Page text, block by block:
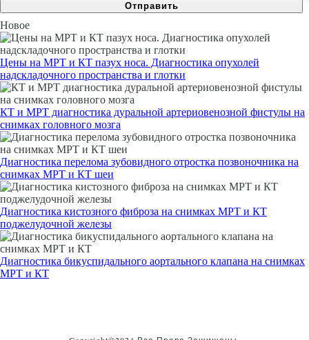
Новое
Цены на МРТ и КТ пазух носа. Диагностика опухолей
надскладочного пространства и глотки
КТ и МРТ диагностика дуральной артериовенозной фистулы на
снимках головного мозга
Диагностика перелома зубовидного отростка позвоночника на
снимках МРТ и КТ шеи
Диагностика кистозного фиброза на снимках МРТ и КТ
поджелудочной железы
Диагностика бикуспидального аортального клапана на снимках
МРТ и КТ